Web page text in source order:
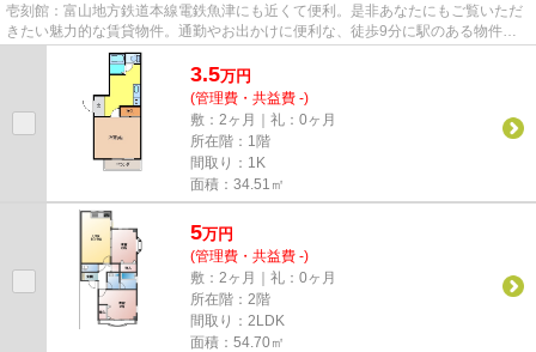
壱刻館：富山地方鉄道本線電鉄魚津にも近くて便利。是非あなたにもご覧いただ
きたい魅力的な賃貸物件。通勤やお出かけに便利な、徒歩9分に駅のある物件で
す。衛生的で扱いやすく、お料...
3.5万円
(管理費・共益費 -)
敷：2ヶ月｜礼：0ヶ月
所在階：1階
間取り：1K
面積：34.51㎡
5万円
(管理費・共益費 -)
敷：2ヶ月｜礼：0ヶ月
所在階：2階
間取り：2LDK
面積：54.70㎡